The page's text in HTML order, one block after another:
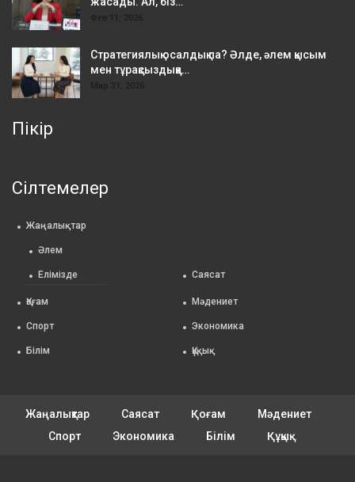
Фев 11, 2026
Стратегиялық осалдық па? Әлде, әлем қысым
мен тұрақсыздыққа…
Мар 31, 2026
Пікір
Сілтемелер
Жаңалықтар
Әлем
Елімізде Саясат
Қоғам Мәдениет
Спорт Экономика
Білім Құқық
Жаңалықтар Саясат Қоғам
Мәдениет
Спорт
Экономика Білім Құқық